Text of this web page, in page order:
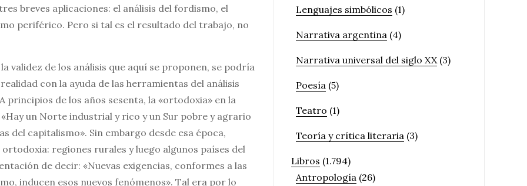
breves aplicaciones: el análisis del fordismo, el
periférico. Pero si tal es el resultado del trabajo, no
validez de los análisis que aquí se proponen, se podría
con la ayuda de las herramientas del análisis
de los años sesenta, la «ortodoxia» en la
un Norte industrial y rico y un Sur pobre y agrario
del capitalismo». Sin embargo desde esa época,
regiones rurales y luego algunos países del
de decir: «Nuevas exigencias, conformes a las
inducen esos nuevos fenómenos». Tal era por lo
Lenguajes simbólicos (1)
Narrativa argentina (4)
Narrativa universal del siglo XX(3)
Poesía (5)
Teatro (1)
Teoría y crítica literaria (3)
Libros (1.794)
Antropología (26)